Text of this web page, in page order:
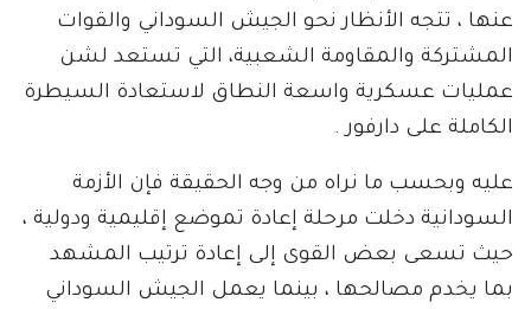
عنها ، تتجه الأنظار نحو الجيش السوداني والقوات
المشتركة والمقاومة الشعبية، التي تستعد لشن
عمليات عسكرية واسعة النطاق لاستعادة السيطرة
الكاملة على دارفور .
عليه وبحسب ما نراه من وجه الحقيقة فإن الأزمة
السودانية دخلت مرحلة إعادة تموضع إقليمية ودولية ،
حيث تسعى بعض القوى إلى إعادة ترتيب المشهد
بما يخدم مصالحها ، بينما يعمل الجيش السوداني